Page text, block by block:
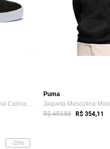
Tênis Casual Feminino Puma Carina Bdp Preto
Puma
R$ 459,88 R$ 354,11
-20%